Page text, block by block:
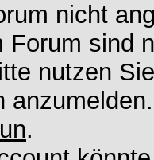
nicht
Forum sind
nutzen
.